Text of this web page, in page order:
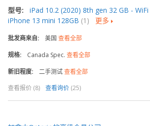
型号: iPad 10.2 (2020) 8th gen 32 GB - WiFi
iPhone 13 mini 128GB (1) 更多
批发商来自: 美国 查看全部
规格:
Canada Spec. 查看全部
新旧程度:
二手测试查看全部
查看报价 (8)
查看询价 (25)